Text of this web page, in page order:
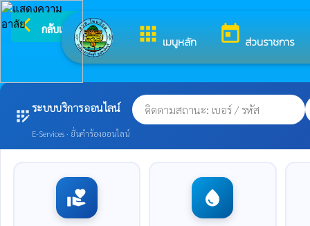
apps เมนูหลัก today ส่วนราชการ
arrow_back_ios กลับเมนูหลัก ยินดีต้อนรับสู่เว็บไ
app_registrationระบบบริการออนไลน์
E-Services · ยื่นคำร้องออนไลน์
volunteer_activism water_drop